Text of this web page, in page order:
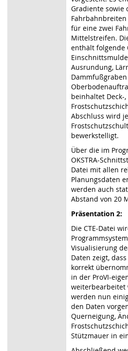
Gradiente sowie
für eine zwei
Mittelstreifen.
enthält folgende
Ausrundung,
beinhaltet Deck-
Abschluss wird
bewerkstelligt.
Über die im
OKSTRA-
Datei mit allen
Planungsdaten
werden auch
Abstand von 20
Präsentation 2:
Die CTE-Datei
Visualisierung
Daten zeigt,
korrekt
in der ProVI-
weiterbearbeitet
werden nun
den Daten
Querneigung,
Stützmauer in